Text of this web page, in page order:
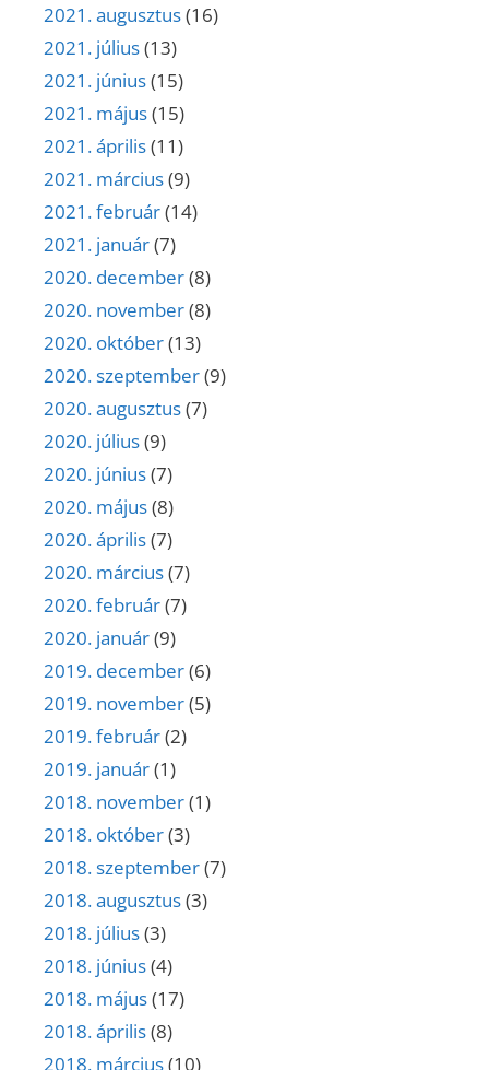
2021. augusztus(16)
2021. július(13)
2021. június(15)
2021. május(15)
2021. április(11)
2021. március(9)
2021. február(14)
2021. január(7)
2020. december(8)
2020. november(8)
2020. október(13)
2020. szeptember(9)
2020. augusztus(7)
2020. július(9)
2020. június(7)
2020. május(8)
2020. április(7)
2020. március(7)
2020. február(7)
2020. január(9)
2019. december(6)
2019. november(5)
2019. február(2)
2019. január(1)
2018. november(1)
2018. október(3)
2018. szeptember(7)
2018. augusztus(3)
2018. július(3)
2018. június(4)
2018. május(17)
2018. április(8)
2018. március(10)